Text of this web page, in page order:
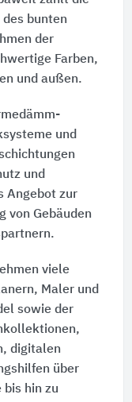
bunten
der
Farben,
und außen.
und
und
Angebot zur
von Gebäuden
viele
Maler und
sowie der
digitalen
über
bis hin zu